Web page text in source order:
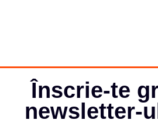
Înscrie-te
newsletter-